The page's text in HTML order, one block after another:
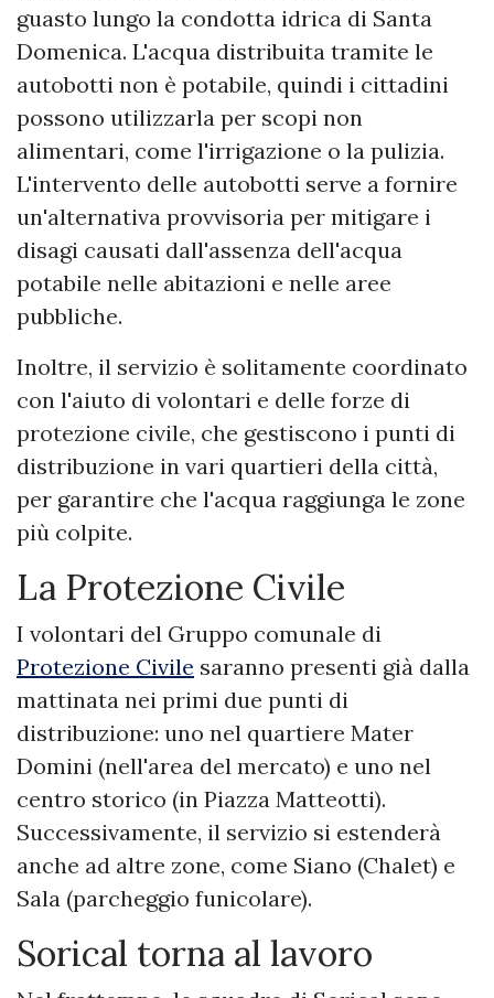
guasto lungo la condotta idrica di Santa
Domenica. L'acqua distribuita tramite le
autobotti non è potabile, quindi i cittadini
possono utilizzarla per scopi non
alimentari, come l'irrigazione o la pulizia.
L'intervento delle autobotti serve a fornire
un'alternativa provvisoria per mitigare i
disagi causati dall'assenza dell'acqua
potabile nelle abitazioni e nelle aree
pubbliche.
Inoltre, il servizio è solitamente coordinato
con l'aiuto di volontari e delle forze di
protezione civile, che gestiscono i punti di
distribuzione in vari quartieri della città,
per garantire che l'acqua raggiunga le zone
più colpite.
La Protezione Civile
I volontari del Gruppo comunale di
Protezione Civile saranno presenti già dalla
mattinata nei primi due punti di
distribuzione: uno nel quartiere Mater
Domini (nell'area del mercato) e uno nel
centro storico (in Piazza Matteotti).
Successivamente, il servizio si estenderà
anche ad altre zone, come Siano (Chalet) e
Sala (parcheggio funicolare).
Sorical torna al lavoro